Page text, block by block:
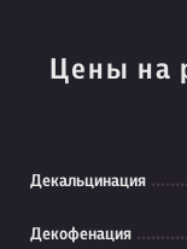
Цены на
Декальцинация
Декофенация